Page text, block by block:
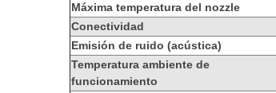
Máxima temperatura del nozzle
Conectividad
Emisión de ruido (acústica)
Temperatura ambiente de
funcionamiento